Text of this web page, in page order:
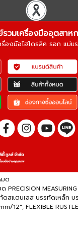
วมเครื่องมืออุตสาห
รื่องมือไฮโดรลิค รอก แม่
ด
PRECISION
ดสแตนเลส บรรทัดเหล็ก บ
12", FLEXIBLE